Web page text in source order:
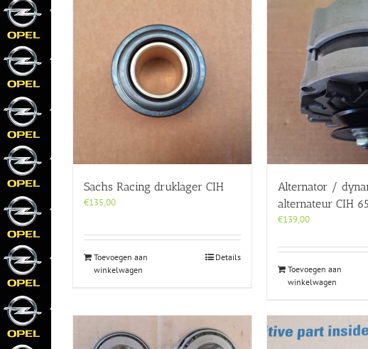
Sachs Racing druklager CIH
€135,00
Toevoegen aan
winkelwagen
Details
Alternator /
alternateur CIH
€139,00
Toevoegen aan
winkelwagen